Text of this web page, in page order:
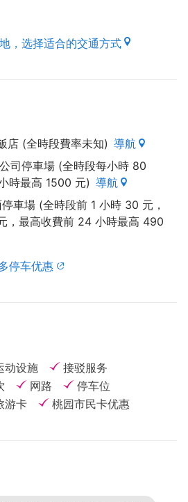
，选择适合的交通方式
店 (全時段費率未知) 導航
司停車場 (全時段每小時 80
時最高 1500 元) 導航
車場 (全時段前 1 小時 30 元，
，最高收費前 24 小時最高 490
停车优惠
动设施
接驳服务
网路
停车位
游卡 桃园市民卡优惠